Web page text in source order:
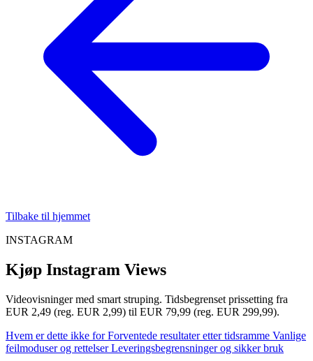
Tilbake til hjemmet
INSTAGRAM
Kjøp Instagram Views
Videovisninger med smart struping. Tidsbegrenset prissetting fra
EUR 2,49 (reg. EUR 2,99) til EUR 79,99 (reg. EUR 299,99).
Hvem er dette ikke forForventede resultater etter tidsramme Vanlige
feilmoduser og rettelserLeveringsbegrensninger og sikker bruk